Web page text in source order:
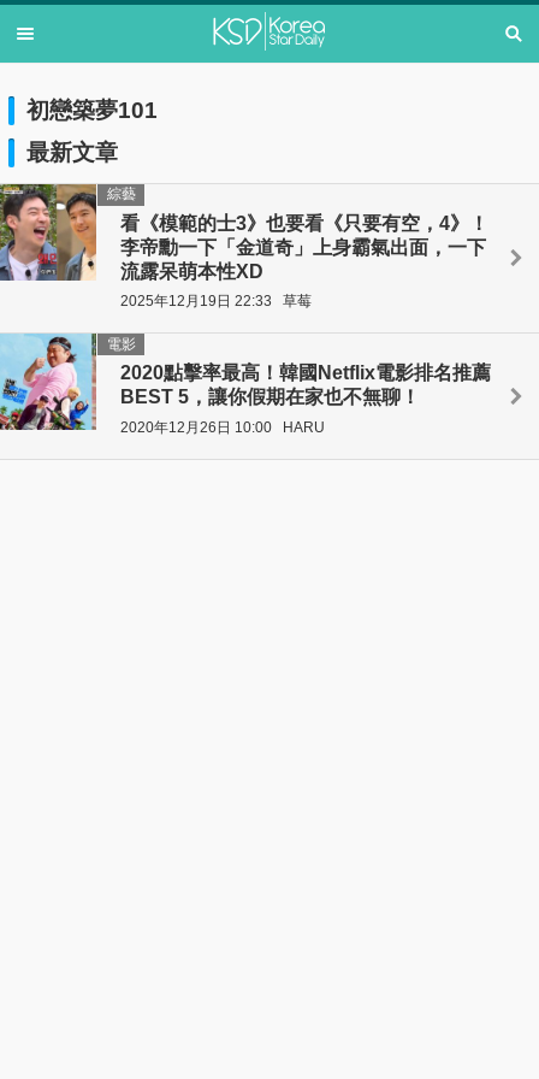
初戀築夢101
最新文章
看《模範的士3》也要看《只要有空，4》！
李帝勳一下「金道奇」上身霸氣出面，一下
流露呆萌本性XD
綜藝
2025年12月19日 22:33 草莓
2020點擊率最高！韓國Netflix電影排名推薦
BEST 5，讓你假期在家也不無聊！
電影
2020年12月26日 10:00 HARU